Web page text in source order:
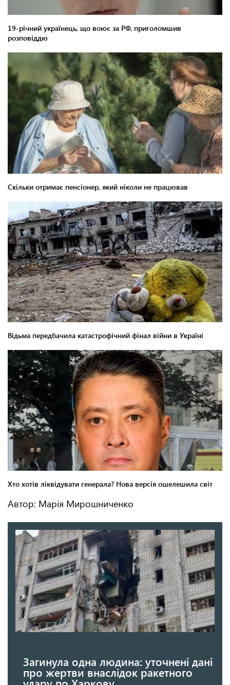
Автор: Марія Мирошниченко
Загинула одна людина: уточнені дані
про жертви внаслідок ракетного